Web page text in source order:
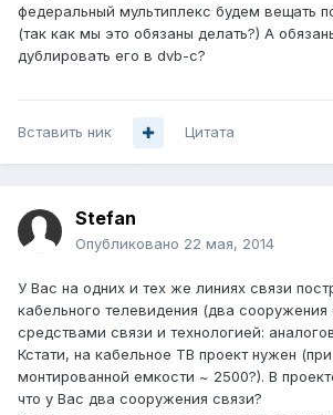
федеральный мультиплекс будем вещать
(так как мы это обязаны делать?) А
дублировать его в dvb-c?
Вставить ник Цитата
Stefan
Опубликовано 22 мая, 2014
У Вас на одних и тех же линиях связи
кабельного телевидения (два
средствами связи и технологией:
Кстати, на кабельное ТВ проект нужен
монтированной емкости ~ 2500?). В
что у Вас два сооружения связи?